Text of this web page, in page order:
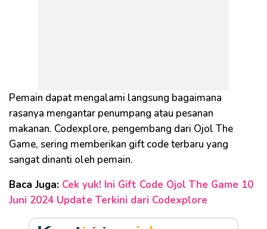
Pemain dapat mengalami langsung bagaimana
rasanya mengantar penumpang atau pesanan
makanan. Codexplore, pengembang dari Ojol The
Game, sering memberikan gift code terbaru yang
sangat dinanti oleh pemain.
Baca Juga: Cek yuk! Ini Gift Code Ojol The Game 10
Juni 2024 Update Terkini dari Codexplore